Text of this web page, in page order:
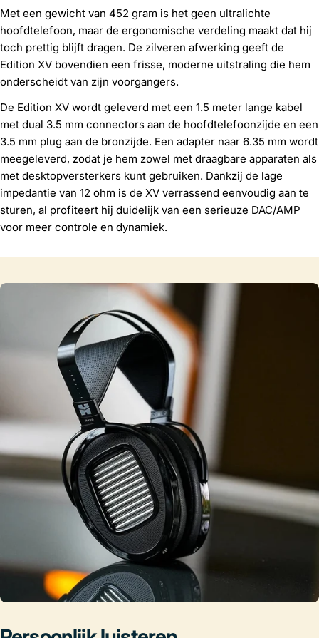
Met een gewicht van 452 gram is het geen ultralichte
hoofdtelefoon, maar de ergonomische verdeling maakt dat hij
toch prettig blijft dragen. De zilveren afwerking geeft de
Edition XV bovendien een frisse, moderne uitstraling die hem
onderscheidt van zijn voorgangers.
De Edition XV wordt geleverd met een 1.5 meter lange kabel
met dual 3.5 mm connectors aan de hoofdtelefoonzijde en een
3.5 mm plug aan de bronzijde. Een adapter naar 6.35 mm wordt
meegeleverd, zodat je hem zowel met draagbare apparaten als
met desktopversterkers kunt gebruiken. Dankzij de lage
impedantie van 12 ohm is de XV verrassend eenvoudig aan te
sturen, al profiteert hij duidelijk van een serieuze DAC/AMP
voor meer controle en dynamiek.